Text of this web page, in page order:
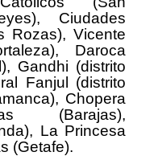
Ciudades
Rozas), Vicente
Daroca
Gandhi (distrito
Fanjul (distrito
Chopera
(Barajas),
La Princesa
(Getafe).